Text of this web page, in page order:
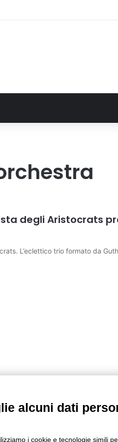
Regione 1,5 milioni di euro per
degli Aristocrats
L’eclettico trio formato da
alcuni dati
i cookie e tecnologie simili